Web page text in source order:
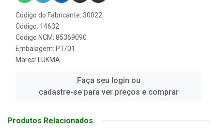
Código do Fabricante: 30022
Código: 14632
Código NCM: 85369090
Embalagem: PT/01
Marca:
LUKMA
Faça seu login ou
cadastre-se para ver preços e comprar
Produtos Relacionados